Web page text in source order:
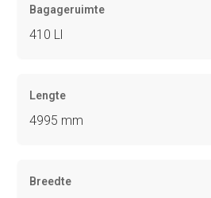
Bagageruimte
410 Ll
Lengte
4995 mm
Breedte